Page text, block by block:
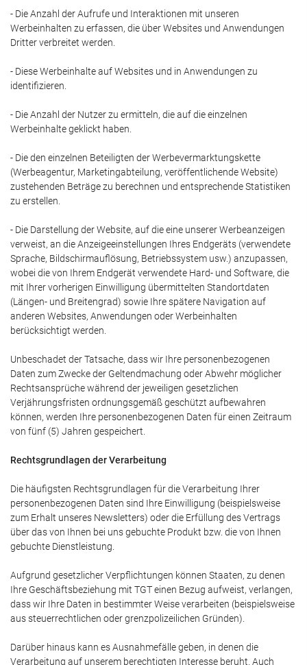
- Die Anzahl der Aufrufe und Interaktionen mit unseren
Werbeinhalten zu erfassen, die über Websites und Anwendungen
Dritter verbreitet werden.
- Diese Werbeinhalte auf Websites und in Anwendungen zu
identifizieren.
- Die Anzahl der Nutzer zu ermitteln, die auf die einzelnen
Werbeinhalte geklickt haben.
- Die den einzelnen Beteiligten der Werbevermarktungskette
(Werbeagentur, Marketingabteilung, veröffentlichende Website)
zustehenden Beträge zu berechnen und entsprechende Statistiken
zu erstellen.
- Die Darstellung der Website, auf die eine unserer Werbeanzeigen
verweist, an die Anzeigeeinstellungen Ihres Endgeräts (verwendete
Sprache, Bildschirmauflösung, Betriebssystem usw.) anzupassen,
wobei die von Ihrem Endgerät verwendete Hard- und Software, die
mit Ihrer vorherigen Einwilligung übermittelten Standortdaten
(Längen- und Breitengrad) sowie Ihre spätere Navigation auf
anderen Websites, Anwendungen oder Werbeinhalten
berücksichtigt werden.
Unbeschadet der Tatsache, dass wir Ihre personenbezogenen
Daten zum Zwecke der Geltendmachung oder Abwehr möglicher
Rechtsansprüche während der jeweiligen gesetzlichen
Verjährungsfristen ordnungsgemäß geschützt aufbewahren
können, werden Ihre personenbezogenen Daten für einen Zeitraum
von fünf (5) Jahren gespeichert.
Rechtsgrundlagen der Verarbeitung
Die häufigsten Rechtsgrundlagen für die Verarbeitung Ihrer
personenbezogenen Daten sind Ihre Einwilligung (beispielsweise
zum Erhalt unseres Newsletters) oder die Erfüllung des Vertrags
über das von Ihnen bei uns gebuchte Produkt bzw. die von Ihnen
gebuchte Dienstleistung.
Aufgrund gesetzlicher Verpflichtungen können Staaten, zu denen
Ihre Geschäftsbeziehung mit TGT einen Bezug aufweist, verlangen,
dass wir Ihre Daten in bestimmter Weise verarbeiten (beispielsweise
aus steuerrechtlichen oder grenzpolizeilichen Gründen).
Darüber hinaus kann es Ausnahmefälle geben, in denen die
Verarbeitung auf unserem berechtigten Interesse beruht. Auch